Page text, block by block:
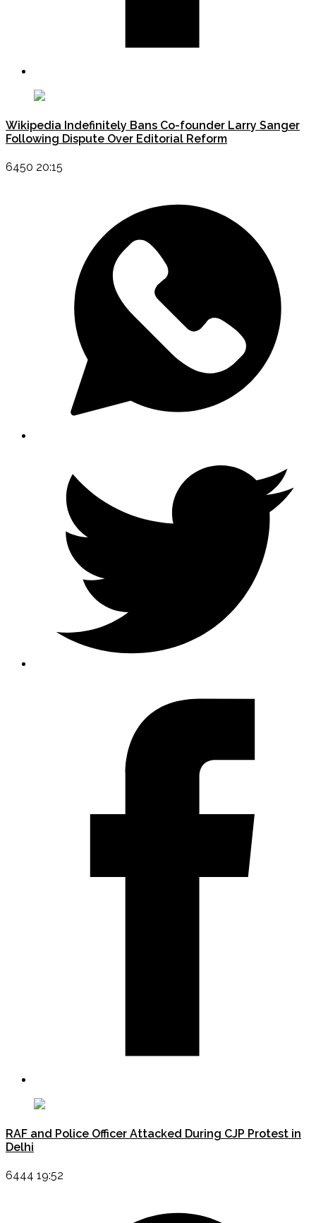
Wikipedia Indefinitely Bans Co-founder Larry Sanger
Following Dispute Over Editorial Reform
6450 20:15
RAF and Police Officer Attacked During CJP Protest in
Delhi
6444 19:52